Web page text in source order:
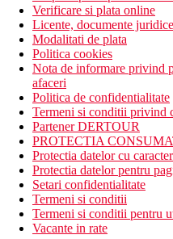
volei pe plaja
caiace
catamaran
echipament de
1 lectie de
Activitati sportive contra
Facilitati de
Coafura
Masaj
Sporturi acvatice
Categoria oficiala
5 stele
Distanţe
Verificare si plata online
Licente, documente
Modalitati de plata
Politica cookies
Nota de informare privind
afaceri
Politica de confidentialitate
Termeni si conditii privind
Partener DERTOUR
PROTECTIA
Protectia datelor cu
Protectia datelor pentru
Setari confidentialitate
Termeni si conditii
Termeni si conditii pentru
Vacante in rate